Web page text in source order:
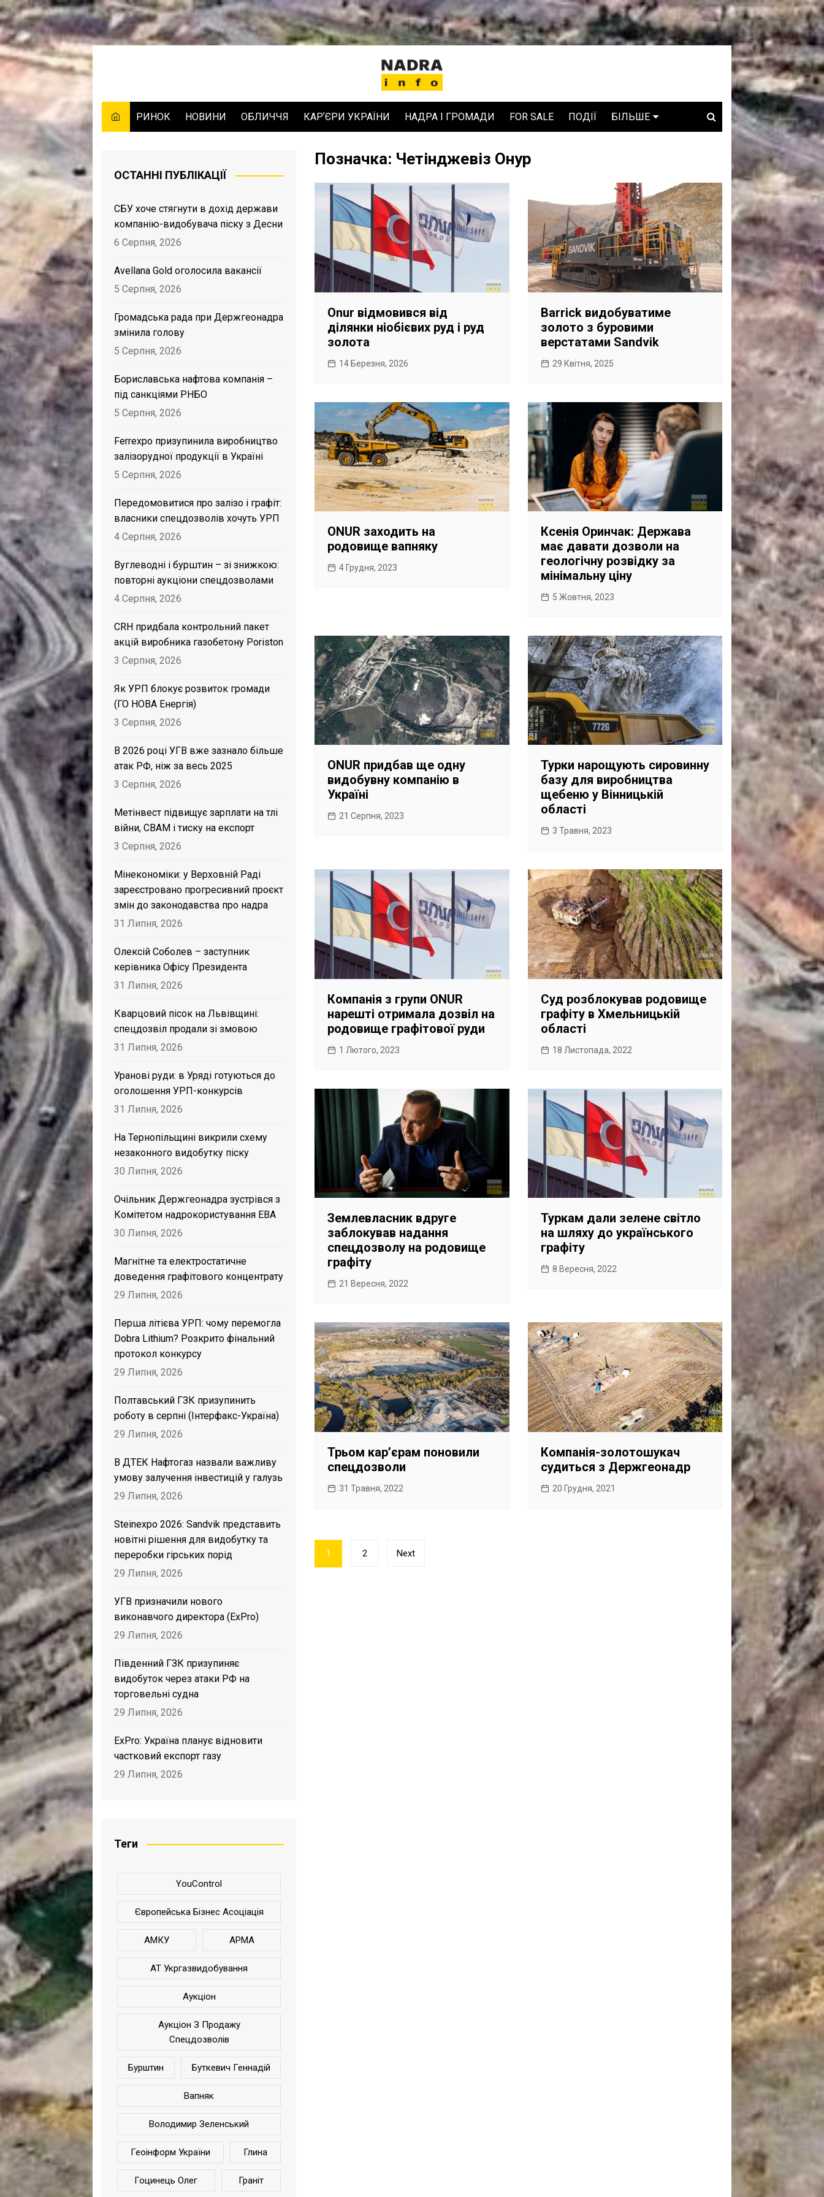
Skip
to
РИНОК НОВИНИ ОБЛИЧЧЯ КАРʼЄРИ УКРАЇНИ НАДРА І ГРОМАДИ FOR SALE ПОДІЇ БІЛЬШЕ
WHO IS WHO
ПРОЗОРІ НАДРА
ГОВОРЯТЬ АСОЦІАЦІЇ
ГОВОРЯТЬ КОМПАНІЇ
КОНФЛІКТНІ НАДРА
САНКЦІЙНІ НАДРА
БЛОГИ
TECHNO
Позначка: Четінджевіз Онур
Onur відмовився від
ділянки ніобієвих руд і руд
золота
14 Березня, 2026
Barrick видобуватиме
золото з буровими
верстатами Sandvik
29 Квітня, 2025
ONUR заходить на
родовище вапняку
4 Грудня, 2023
Ксенія Оринчак: Держава
має давати дозволи на
геологічну розвідку за
мінімальну ціну
5 Жовтня, 2023
ONUR придбав ще одну
видобувну компанію в
Україні
21 Серпня, 2023
Турки нарощують сировинну
базу для виробництва
щебеню у Вінницькій
області
3 Травня, 2023
Компанія з групи ONUR
нарешті отримала дозвіл на
родовище графітової руди
1 Лютого, 2023
Суд розблокував родовище
графіту в Хмельницькій
області
18 Листопада, 2022
Землевласник вдруге
заблокував надання
спецдозволу на родовище
графіту
21 Вересня, 2022
Туркам дали зелене світло
на шляху до українського
графіту
8 Вересня, 2022
Трьом карʼєрам поновили
спецдозволи
31 Травня, 2022
Компанія-золотошукач
судиться з Держгеонадр
20 Грудня, 2021
Пагінація
записів
1 2 Next
ОСТАННІ ПУБЛІКАЦІЇ
СБУ хоче стягнути в дохід держави
компанію-видобувача піску з Десни
6 Серпня, 2026
Avellana Gold оголосила вакансії
5 Серпня, 2026
Громадська рада при Держгеонадра
змінила голову
5 Серпня, 2026
Бориславська нафтова компанія –
під санкціями РНБО
5 Серпня, 2026
Ferrexpo призупинила виробництво
залізорудної продукції в Україні
5 Серпня, 2026
Передомовитися про залізо і графіт:
власники спецдозволів хочуть УРП
4 Серпня, 2026
Вуглеводні і бурштин – зі знижкою:
повторні аукціони спецдозволами
4 Серпня, 2026
CRH придбала контрольний пакет
акцій виробника газобетону Poriston
3 Серпня, 2026
Як УРП блокує розвиток громади
(ГО НОВА Енергія)
3 Серпня, 2026
В 2026 році УГВ вже зазнало більше
атак РФ, ніж за весь 2025
3 Серпня, 2026
Метінвест підвищує зарплати на тлі
війни, CBAM і тиску на експорт
3 Серпня, 2026
Мінекономіки: у Верховній Раді
зареєстровано прогресивний проєкт
змін до законодавства про надра
31 Липня, 2026
Олексій Соболев – заступник
керівника Офісу Президента
31 Липня, 2026
Кварцовий пісок на Львівщині:
спецдозвіл продали зі змовою
31 Липня, 2026
Уранові руди: в Уряді готуються до
оголошення УРП-конкурсів
31 Липня, 2026
На Тернопільщині викрили схему
незаконного видобутку піску
30 Липня, 2026
Очільник Держгеонадра зустрівся з
Комітетом надрокористування EBA
30 Липня, 2026
Магнітне та електростатичне
доведення графітового концентрату
29 Липня, 2026
Перша літієва УРП: чому перемогла
Dobra Lithium? Розкрито фінальний
протокол конкурсу
29 Липня, 2026
Полтавський ГЗК призупинить
роботу в серпні (Інтерфакс-Україна)
29 Липня, 2026
В ДТЕК Нафтогаз назвали важливу
умову залучення інвестицій у галузь
29 Липня, 2026
Steinexpo 2026: Sandvik представить
новітні рішення для видобутку та
переробки гірських порід
29 Липня, 2026
УГВ призначили нового
виконавчого директора (ExPro)
29 Липня, 2026
Південний ГЗК призупиняє
видобуток через атаки РФ на
торговельні судна
29 Липня, 2026
ExPro: Україна планує відновити
частковий експорт газу
29 Липня, 2026
Теги
YouControl
Європейська Бізнес Асоціація
АМКУ АРМА
АТ Укргазвидобування
Аукціон
Аукціон З Продажу
Спецдозволів
Бурштин Буткевич Геннадій
Вапняк
Володимир Зеленський
Геоінформ України Глина
Гоцинець Олег Граніт